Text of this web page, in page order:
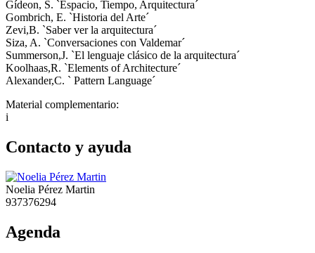
Gídeon, S. `Espacio, Tiempo, Arquitectura´
Gombrich, E. `Historia del Arte´
Zevi,B. `Saber ver la arquitectura´
Siza, A. `Conversaciones con Valdemar´
Summerson,J. `El lenguaje clásico de la arquitectura´
Koolhaas,R. `Elements of Architecture´
Alexander,C. ` Pattern Language´
Material complementario:
i
Contacto y ayuda
Noelia Pérez Martin
937376294
Agenda